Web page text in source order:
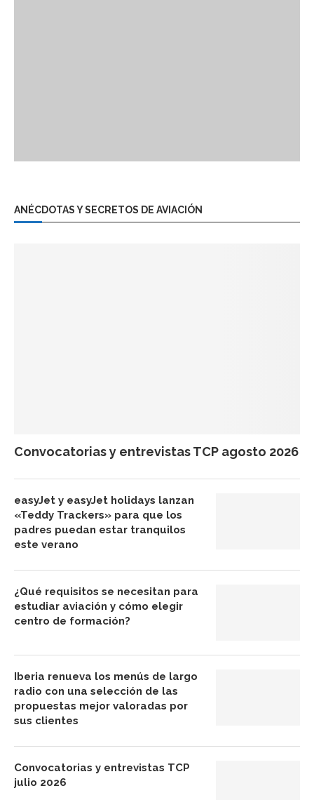
ANÉCDOTAS Y SECRETOS DE AVIACIÓN
Convocatorias y entrevistas TCP agosto 2026
easyJet y easyJet holidays lanzan
«Teddy Trackers» para que los
padres puedan estar tranquilos
este verano
¿Qué requisitos se necesitan para
estudiar aviación y cómo elegir
centro de formación?
Iberia renueva los menús de largo
radio con una selección de las
propuestas mejor valoradas por
sus clientes
Convocatorias y entrevistas TCP
julio 2026